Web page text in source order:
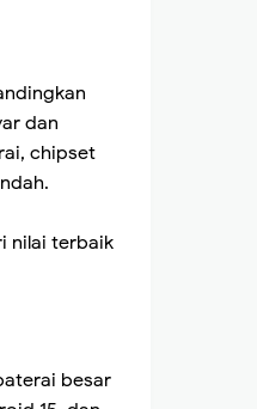
dan
chipset
nilai terbaik
besar